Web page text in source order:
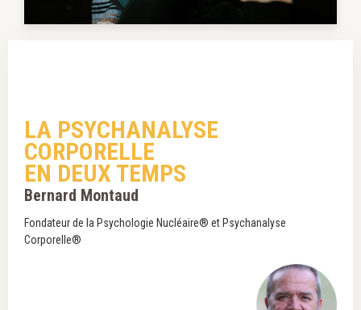
LA PSYCHANALYSE
CORPORELLE
EN DEUX TEMPS
Bernard Montaud
Fondateur de la Psychologie Nucléaire® et Psychanalyse
Corporelle®